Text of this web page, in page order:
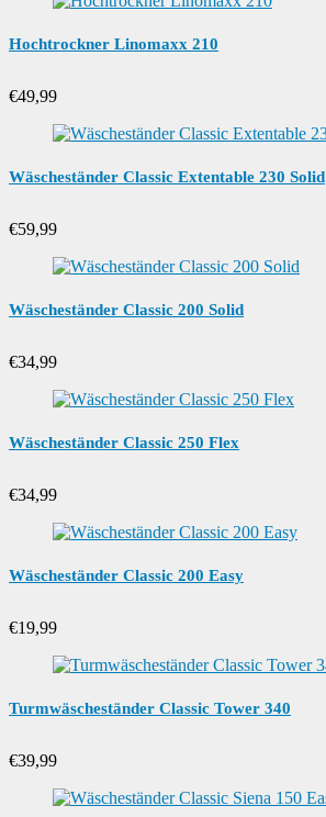
Hochtrockner Linomaxx 210
€49,99
Wäscheständer Classic Extentable 230 Solid
€59,99
Wäscheständer Classic 200 Solid
€34,99
Wäscheständer Classic 250 Flex
€34,99
Wäscheständer Classic 200 Easy
€19,99
Turmwäscheständer Classic Tower 340
€39,99